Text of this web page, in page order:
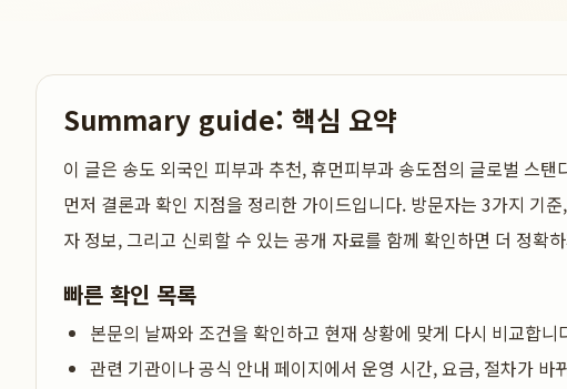
Summary guide: 핵심 요약
이 글은 송도 외국인 피부과 추천, 휴먼피부과 송도점의 글로벌 스탠
먼저 결론과 확인 지점을 정리한 가이드입니다. 방문자는 3가지 기
자 정보, 그리고 신뢰할 수 있는 공개 자료를 함께 확인하면 더 정확
빠른 확인 목록
본문의 날짜와 조건을 확인하고 현재 상황에 맞게 다시 비교합니
관련 기관이나 공식 안내 페이지에서 운영 시간, 요금, 절차가 바